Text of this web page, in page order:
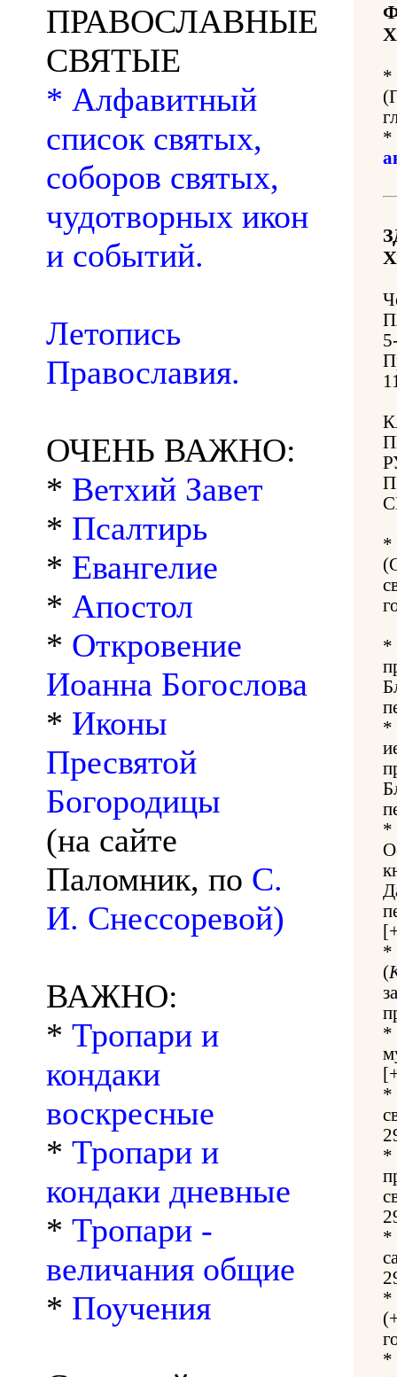
ПРАВОСЛАВНЫЕ
СВЯТЫЕ
* Алфавитный
список святых,
соборов святых,
чудотворных икон
и событий.
Летопись
Православия.
ОЧЕНЬ ВАЖНО:
* Ветхий Завет
* Псалтирь
* Евангелие
* Апостол
* Откровение
Иоанна Богослова
* Иконы
Пресвятой
Богородицы
(на сайте
Паломник, по С.
И. Снессоревой)
ВАЖНО:
* Тропари и
кондаки
воскресные
* Тропари и
кондаки дневные
* Тропари -
величания общие
* Поучения
*
*
*
*
*
*
*
(
*
*
*
*
*
*